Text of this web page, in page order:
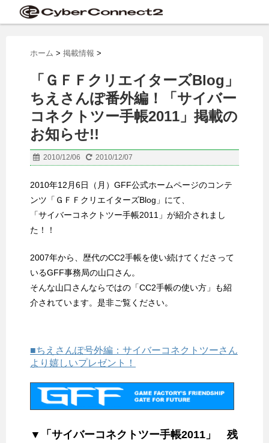
ホーム > 掲載情報 >
「ＧＦＦクリエイターズBlog」
ちえさんぽ番外編！「サイバー
コネクトツー手帳2011」掲載の
お知らせ!!
2010/12/06 2010/12/07
2010年12月6日（月）GFF公式ホームページのコンテ
ンツ「ＧＦＦクリエイターズBlog」にて、
「サイバーコネクトツー手帳2011」が紹介されまし
た！！
2007年から、歴代のCC2手帳を使い続けてくださって
いるGFF事務局の山口さん。
そんな山口さんならではの「CC2手帳の使い方」も紹
介されています。是非ご覧ください。
■ちえさんぽ号外編：サイバーコネクトツーさん
より嬉しいプレゼント！
▼「サイバーコネクトツー手帳2011」 残